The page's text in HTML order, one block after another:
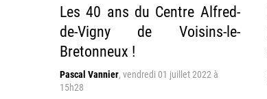
Les 40 ans du Centre Alfred-
de-Vigny de Voisins-le-
Bretonneux !
Pascal Vannier, vendredi 01 juillet 2022 à
15h28